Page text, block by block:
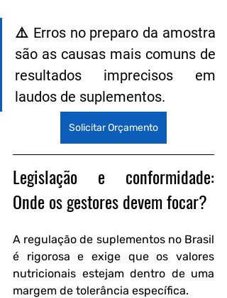
⚠️ Erros no preparo da amostra
são as causas mais comuns de
resultados imprecisos em
laudos de suplementos.
Solicitar Orçamento
Legislação e conformidade:
Onde os gestores devem focar?
A regulação de suplementos no Brasil
é rigorosa e exige que os valores
nutricionais estejam dentro de uma
margem de tolerância específica.